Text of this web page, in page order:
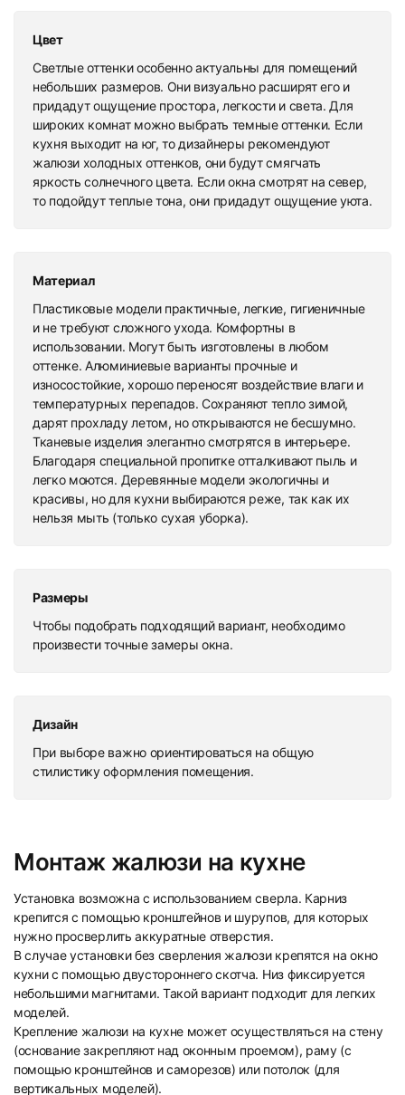
Цвет
Светлые оттенки особенно актуальны для помещений
небольших размеров. Они визуально расширят его и
придадут ощущение простора, легкости и света. Для
широких комнат можно выбрать темные оттенки. Если
кухня выходит на юг, то дизайнеры рекомендуют
жалюзи холодных оттенков, они будут смягчать
яркость солнечного цвета. Если окна смотрят на север,
то подойдут теплые тона, они придадут ощущение уюта.
Материал
Пластиковые модели практичные, легкие, гигиеничные
и не требуют сложного ухода. Комфортны в
использовании. Могут быть изготовлены в любом
оттенке. Алюминиевые варианты прочные и
износостойкие, хорошо переносят воздействие влаги и
температурных перепадов. Сохраняют тепло зимой,
дарят прохладу летом, но открываются не бесшумно.
Тканевые изделия элегантно смотрятся в интерьере.
Благодаря специальной пропитке отталкивают пыль и
легко моются. Деревянные модели экологичны и
красивы, но для кухни выбираются реже, так как их
нельзя мыть (только сухая уборка).
Размеры
Чтобы подобрать подходящий вариант, необходимо
произвести точные замеры окна.
Дизайн
При выборе важно ориентироваться на общую
стилистику оформления помещения.
Монтаж жалюзи на кухне
Установка возможна с использованием сверла. Карниз
крепится с помощью кронштейнов и шурупов, для которых
нужно просверлить аккуратные отверстия.
В случае установки без сверления жалюзи крепятся на окно
кухни с помощью двустороннего скотча. Низ фиксируется
небольшими магнитами. Такой вариант подходит для легких
моделей.
Крепление жалюзи на кухне может осуществляться на стену
(основание закрепляют над оконным проемом), раму (с
помощью кронштейнов и саморезов) или потолок (для
вертикальных моделей).